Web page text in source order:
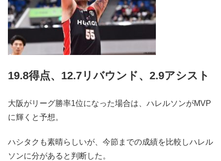
19.8得点、12.7リバウンド、2.9アシスト
大阪がリーグ勝率1位になった場合は、ハレルソンがMVP
に輝くと予想。
ハシタクも素晴らしいが、今節までの成績を比較しハレル
ソンに分があると判断した。